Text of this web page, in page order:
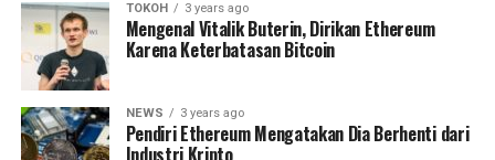
TOKOH 3 years ago
Mengenal Vitalik Buterin, Dirikan Ethereum
Karena Keterbatasan Bitcoin
NEWS 3 years ago
Pendiri Ethereum Mengatakan Dia Berhenti dari